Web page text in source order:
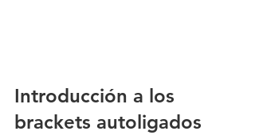
Introducción a los
brackets autoligados